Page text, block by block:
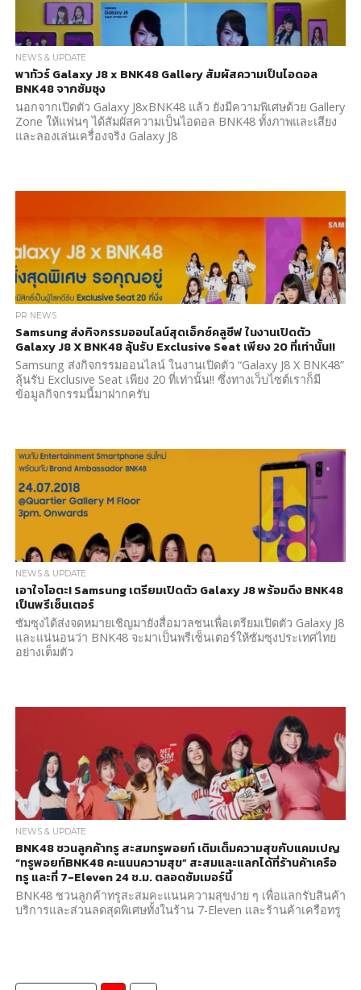
NEWS & UPDATE
พาทัวร์ Galaxy J8 x BNK48 Gallery สัมผัสความเป็นไอดอล
BNK48 จากซัมซุง
นอกจากเปิดตัว Galaxy J8xBNK48 แล้ว ยังมีความพิเศษด้วย Gallery
Zone ให้แฟนๆ ได้สัมผัสความเป็นไอดอล BNK48 ทั้งภาพและเสียง
และลองเล่นเครื่องจริง Galaxy J8
PR NEWS
Samsung ส่งกิจกรรมออนไลน์สุดเอ็กซ์คลูซีฟ ในงานเปิดตัว
Galaxy J8 X BNK48 ลุ้นรับ Exclusive Seat เพียง 20 ที่เท่านั้น!!
Samsung ส่งกิจกรรมออนไลน์ ในงานเปิดตัว “Galaxy J8 X BNK48”
ลุ้นรับ Exclusive Seat เพียง 20 ที่เท่านั้น!! ซึ่งทางเว็บไซต์เราก็มี
ข้อมูลกิจกรรมนี้มาฝากครับ
NEWS & UPDATE
เอาใจโอตะ! Samsung เตรียมเปิดตัว Galaxy J8 พร้อมดึง BNK48
เป็นพรีเซ็นเตอร์
ซัมซุงได้ส่งจดหมายเชิญมายังสื่อมวลชนเพื่อเตรียมเปิดตัว Galaxy J8
และแน่นอนว่า BNK48 จะมาเป็นพรีเซ็นเตอร์ให้ซัมซุงประเทศไทย
อย่างเต็มตัว
NEWS & UPDATE
BNK48 ชวนลูกค้าทรู สะสมทรูพอยท์ เติมเต็มความสุขกับแคมเปญ
“ทรูพอยท์BNK48 คะแนนความสุข” สะสมและแลกได้ที่ร้านค้าเครือ
ทรู และที่ 7-Eleven 24 ช.ม. ตลอดซัมเมอร์นี้
BNK48 ชวนลูกค้าทรูสะสมคะแนนความสุขง่าย ๆ เพื่อแลกรับสินค้า
บริการและส่วนลดสุดพิเศษทั้งในร้าน 7-Eleven และร้านค้าเครือทรู